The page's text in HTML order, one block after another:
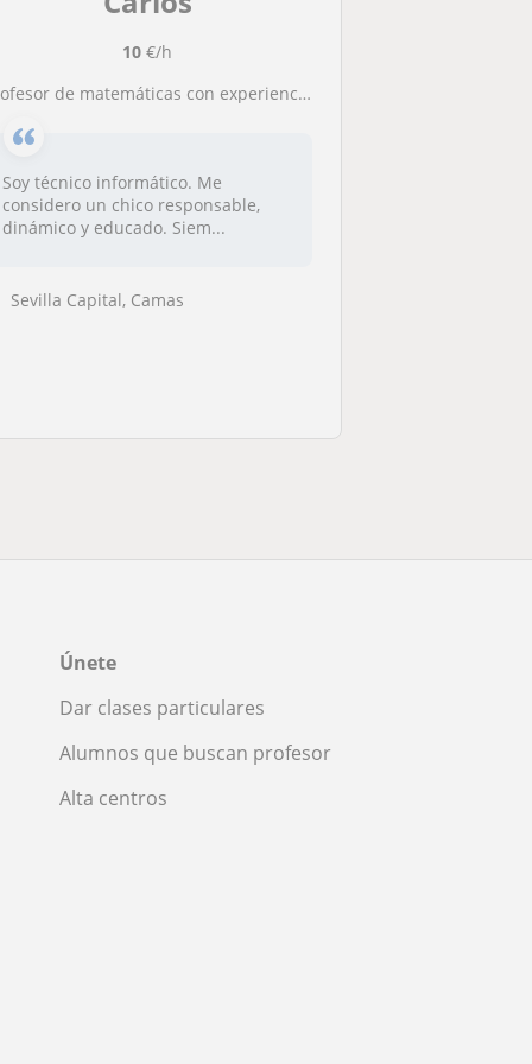
10 €/h
de matemáticas con experiencia ofrece clases particulares
Soy técnico informático. Me
considero un chico responsable,
dinámico y educado. Siem...
Sevilla Capital, Camas
Únete
Dar clases particulares
Alumnos que buscan profesor
Alta centros